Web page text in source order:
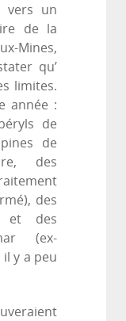
vers un
de la
Mines,
qu’
limites.
année :
de
de
des
des
et des
(ex-
y a peu